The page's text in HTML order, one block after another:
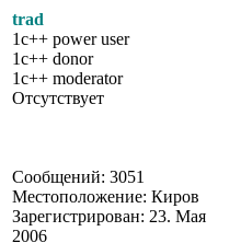
trad
1c++ power user
1c++ donor
1c++ moderator
Отсутствует
Сообщений: 3051
Местоположение: Киров
Зарегистрирован: 23. Мая
2006